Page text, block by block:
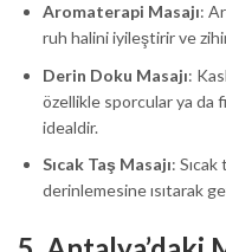
Aromaterapi Masajı:
ruh halini iyileştirir ve
Derin Doku Masajı:
özellikle sporcular ya da
idealdir.
Sıcak Taş Masajı: Sıcak
derinlemesine ısıtarak